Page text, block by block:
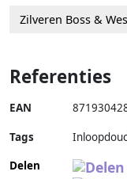
Zilveren Boss &
Referenties
EAN
Tags
Delen